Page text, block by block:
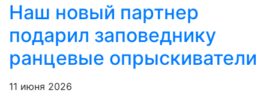
Наш новый партнер
подарил заповеднику
ранцевые опрыскиватели
11 июня 2026